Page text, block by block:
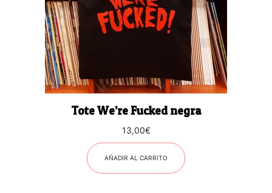
Tote We’re Fucked negra
13,00€
AÑADIR AL CARRITO